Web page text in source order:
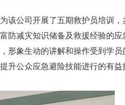
公司开展了五期救护员培训，
防减灾知识储备及救援经验的
形象生动的讲解和操作受到学
升公众应急避险技能进行的有益